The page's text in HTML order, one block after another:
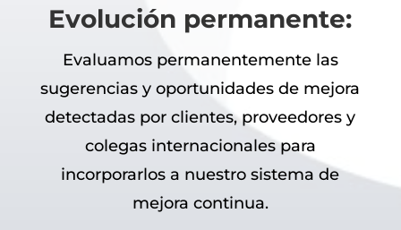
Evolución permanente:
Evaluamos permanentemente las
sugerencias y oportunidades de mejora
detectadas por clientes, proveedores y
colegas internacionales para
incorporarlos a nuestro sistema de
mejora continua.